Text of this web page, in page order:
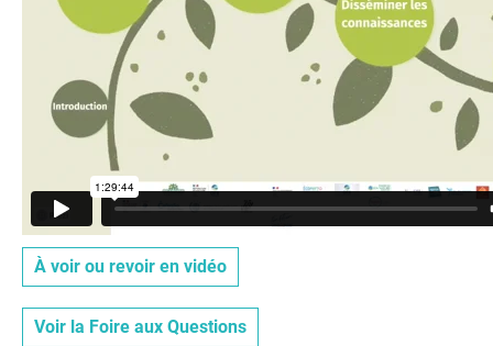
À voir ou revoir en vidéo
Voir la Foire aux Questions